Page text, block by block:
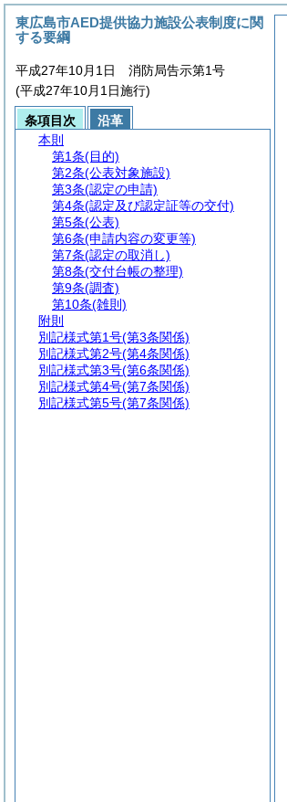
東広島市AED提供協力施設公表制度に関
する要綱
平成27年10月1日 消防局告示第1号
(平成27年10月1日施行)
条項目次
沿革
本則
第1条(目的)
第2条(公表対象施設)
第3条(認定の申請)
第4条(認定及び認定証等の交付)
第5条(公表)
第6条(申請内容の変更等)
第7条(認定の取消し)
第8条(交付台帳の整理)
第9条(調査)
第10条(雑則)
附則
別記様式第1号(第3条関係)
別記様式第2号(第4条関係)
別記様式第3号(第6条関係)
別記様式第4号(第7条関係)
別記様式第5号(第7条関係)